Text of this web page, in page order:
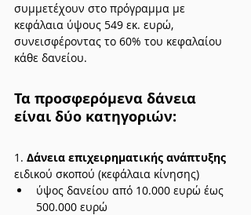
συμμετέχουν στο πρόγραμμα με
κεφάλαια ύψους 549 εκ. ευρώ,
συνεισφέροντας το 60% του κεφαλαίου
κάθε δανείου.
Τα προσφερόμενα δάνεια
είναι δύο κατηγοριών:
1. Δάνεια επιχειρηματικής ανάπτυξης
ειδικού σκοπού (κεφάλαια κίνησης)
ύψος δανείου από 10.000 ευρώ έως
500.000 ευρώ